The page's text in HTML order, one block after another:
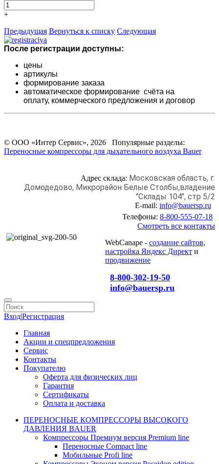
+
Предыдущая Вернуться к списку Следующая
После регистрации доступны:
цены
артикулы
формирование заказа
автоматическое формирование счёта на
оплату, коммерческого предложения и договор
© ООО «Интер Сервис», 2026 Популярные разделы:
Переносные компрессоры для дыхательного воздуха Bauer
Адрес склада: Московская область, г.
Домодедово, Микрорайон Белые Столбы,владение
"Склады 104", стр 5/2
E-mail: info@bauersp.ru
Телефоны: 8-800-555-07-18
Смотреть все контакты
WebCanape - создание сайтов,
настройка Яндекс Директ и
продвижение
8-800-302-19-50
info@bauersp.ru
Вход|Регистрация
Главная
Акции и спецпредложения
Сервис
Контакты
Покупателю
Оферта для физических лиц
Гарантия
Сертификаты
Оплата и доставка
ПЕРЕНОСНЫЕ КОМПРЕССОРЫ ВЫСОКОГО
ДАВЛЕНИЯ BAUER
Компрессоры Премиум версия Premium line
Переносные Compact line
Мобильные Profi line